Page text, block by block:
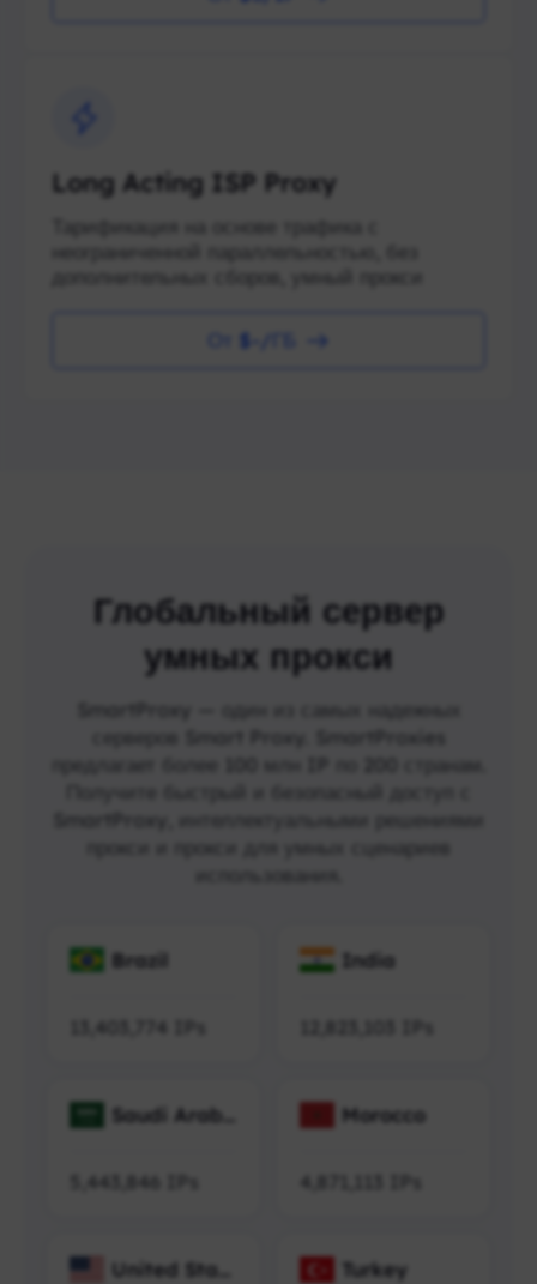
Long Acting ISP Proxy
Тарификация на основе трафика с
неограниченной параллельностью, без
дополнительных сборов, умный прокси
От $-/ГБ
Глобальный сервер
умных прокси
SmartProxy — один из самых надежных
серверов Smart Proxy. SmartProxies
предлагает более 100 млн IP по 200 странам.
SmartProxy, интеллектуальными решениями
прокси и прокси для умных сценариев
Brazil
13,403,774
India
12,823,103
Saudi Arabi
5,443,846
Morocco
4,871,113
United Stat
Turkey